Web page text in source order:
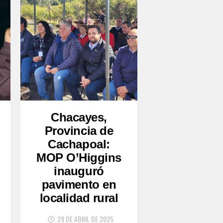
Chacayes,
Provincia de
Cachapoal:
MOP O’Higgins
inauguró
pavimento en
localidad rural
29 DE ABRIL DE 2025